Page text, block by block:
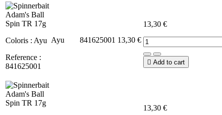
Coloris : Ayu
Reference :
841625001
Ayu 841625001 13,30 €
13,30 €
 Add to cart
13,30 €